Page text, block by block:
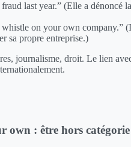
last year.” (Elle a dénoncé la
on your own company.”
sa propre entreprise.)
journalisme, droit. Le lien
own : être hors catégorie